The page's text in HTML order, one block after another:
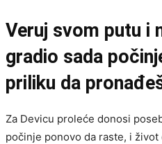
Veruj svom putu i
gradio sada
priliku da
Za Devicu proleće donosi
počinje ponovo da raste, i